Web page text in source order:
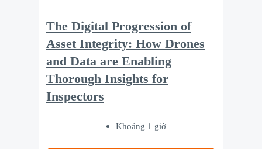
The Digital Progression of
Asset Integrity: How Drones
and Data are Enabling
Thorough Insights for
Inspectors
Khoảng 1 giờ